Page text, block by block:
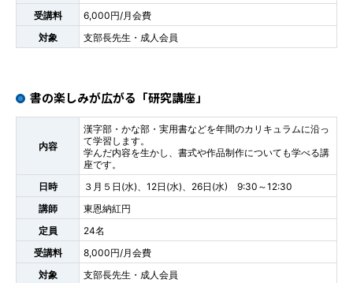
受講料
6,000円/月会費
対象
支部長先生・成人会員
書の楽しみが広がる「研究講座」
内容
漢字部・かな部・実用書などを年間のカリキュラムに沿っ
て学習します。
学んだ内容を生かし、書式や作品制作についても学べる講
座です。
日時
３月５日(水)、12日(水)、26日(水) 9:30～12:30
講師
東恩納紅円
定員
24名
受講料
8,000円/月会費
対象
支部長先生・成人会員